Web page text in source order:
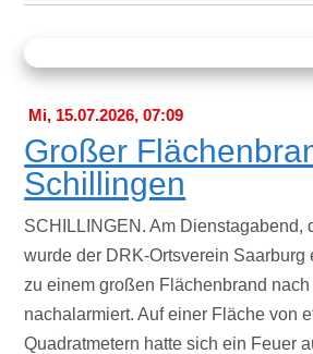
Mi, 15.07.2026, 07:09
Großer
Schillingen
SCHILLINGEN. Am Dienstagabend,
wurde der DRK-Ortsverein Saarburg
zu einem großen Flächenbrand
nachalarmiert. Auf einer Fläche von
Quadratmetern hatte sich ein Feuer